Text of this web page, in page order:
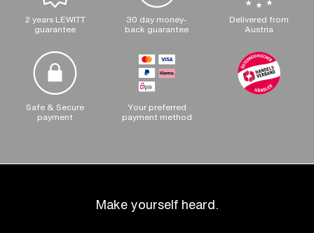
2 years LEWITT
guarantee
30 day money-
back guarantee
Delivered from
Austria
Safe & Secure
payment
Your preferred
payment method
Make yourself heard.